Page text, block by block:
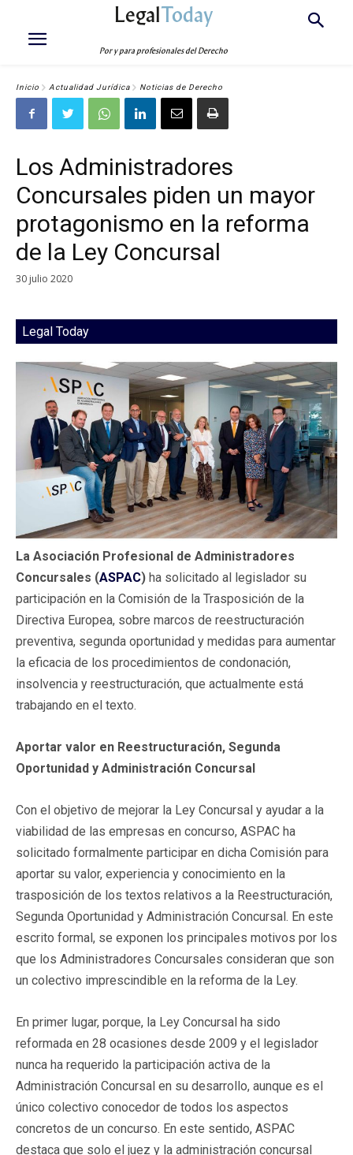
LegalToday
Por y para profesionales del Derecho
Inicio Actualidad Jurídica Noticias de Derecho
Los Administradores
Concursales piden un mayor
protagonismo en la reforma
de la Ley Concursal
30 julio 2020
Legal Today
La Asociación Profesional de Administradores
Concursales (ASPAC) ha solicitado al legislador su
participación en la Comisión de la Trasposición de la
Directiva Europea, sobre marcos de reestructuración
preventiva, segunda oportunidad y medidas para aumentar
la eficacia de los procedimientos de condonación,
insolvencia y reestructuración, que actualmente está
trabajando en el texto.
Aportar valor en Reestructuración, Segunda
Oportunidad y Administración Concursal
Con el objetivo de mejorar la Ley Concursal y ayudar a la
viabilidad de las empresas en concurso, ASPAC ha
solicitado formalmente participar en dicha Comisión para
aportar su valor, experiencia y conocimiento en la
trasposición de los textos relativos a la Reestructuración,
Segunda Oportunidad y Administración Concursal. En este
escrito formal, se exponen los principales motivos por los
que los Administradores Concursales consideran que son
un colectivo imprescindible en la reforma de la Ley.
En primer lugar, porque, la Ley Concursal ha sido
reformada en 28 ocasiones desde 2009 y el legislador
nunca ha requerido la participación activa de la
Administración Concursal en su desarrollo, aunque es el
único colectivo conocedor de todos los aspectos
concretos de un concurso. En este sentido, ASPAC
destaca que solo el juez y la administración concursal